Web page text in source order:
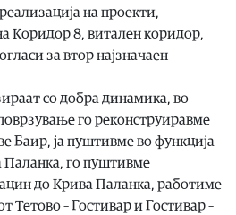
на проекти,
Коридор 8, витален коридор,
за втор најзначаен
со добра динамика, во
го реконструиравме
Баир, ја пуштивме во функција
Паланка, го пуштивме
до Крива Паланка, работиме
Тетово – Гостивар и Гостивар –